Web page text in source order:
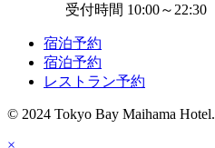
受付時間 10:00～22:30
宿泊予約
宿泊予約
レストラン予約
© 2024 Tokyo Bay Maihama Hotel.
×